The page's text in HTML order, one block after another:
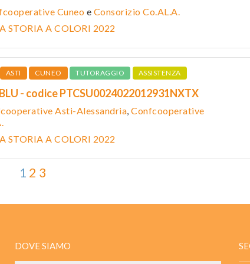
Cuneo e Consorizio Co.AL.A.
STORIA A COLORI 2022
ASTI CUNEO TUTORAGGIO ASSISTENZA
- codice PTCSU0024022012931NXTX
Asti-Alessandria, Confcooperative
STORIA A COLORI 2022
1 2 3
DOVE SIAMO